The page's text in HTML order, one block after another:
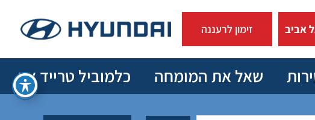
אביב זימון לרעננה
שאל את המומחה כלמוביל טרייד אין